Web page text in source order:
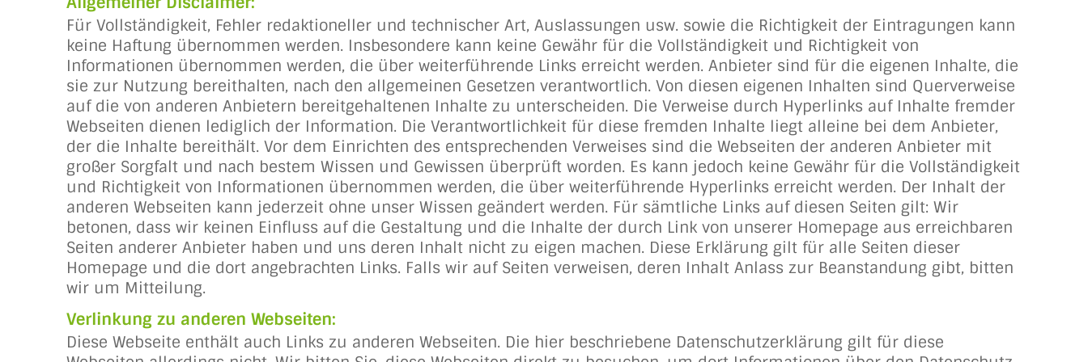
Für Vollständigkeit, Fehler redaktioneller und technischer Art, Auslassungen usw. sowie die Richtigkeit der Eintragungen kann
keine Haftung übernommen werden. Insbesondere kann keine Gewähr für die Vollständigkeit und Richtigkeit von
Informationen übernommen werden, die über weiterführende Links erreicht werden. Anbieter sind für die eigenen Inhalte, die
sie zur Nutzung bereithalten, nach den allgemeinen Gesetzen verantwortlich. Von diesen eigenen Inhalten sind Querverweise
auf die von anderen Anbietern bereitgehaltenen Inhalte zu unterscheiden. Die Verweise durch Hyperlinks auf Inhalte fremder
Webseiten dienen lediglich der Information. Die Verantwortlichkeit für diese fremden Inhalte liegt alleine bei dem Anbieter,
der die Inhalte bereithält. Vor dem Einrichten des entsprechenden Verweises sind die Webseiten der anderen Anbieter mit
großer Sorgfalt und nach bestem Wissen und Gewissen überprüft worden. Es kann jedoch keine Gewähr für die Vollständigkeit
und Richtigkeit von Informationen übernommen werden, die über weiterführende Hyperlinks erreicht werden. Der Inhalt der
anderen Webseiten kann jederzeit ohne unser Wissen geändert werden. Für sämtliche Links auf diesen Seiten gilt: Wir
betonen, dass wir keinen Einfluss auf die Gestaltung und die Inhalte der durch Link von unserer Homepage aus erreichbaren
Seiten anderer Anbieter haben und uns deren Inhalt nicht zu eigen machen. Diese Erklärung gilt für alle Seiten dieser
Homepage und die dort angebrachten Links. Falls wir auf Seiten verweisen, deren Inhalt Anlass zur Beanstandung gibt, bitten
wir um Mitteilung.
Verlinkung zu anderen Webseiten:
Diese Webseite enthält auch Links zu anderen Webseiten. Die hier beschriebene Datenschutzerklärung gilt für diese